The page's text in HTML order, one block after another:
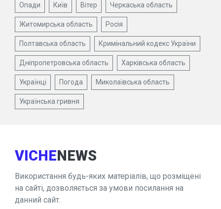
Опади Київ Вітер Черкаська область
Житомирська область Росія
Полтавська область Кримінальний кодекс України
Дніпропетровська область Харківська область
Українці Погода Миколаївська область
Українська гривня
VICHENEWS
Використання будь-яких матеріалів, що розміщені
на сайті, дозволяється за умови посилання на
данний сайт.